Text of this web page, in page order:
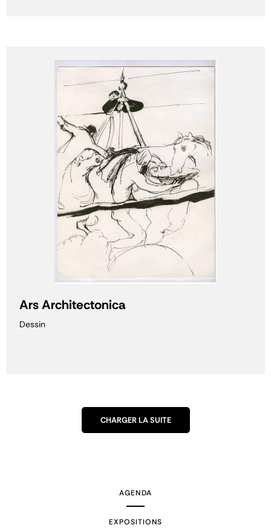
Ars Architectonica
Dessin
CHARGER LA SUITE
AGENDA
EXPOSITIONS